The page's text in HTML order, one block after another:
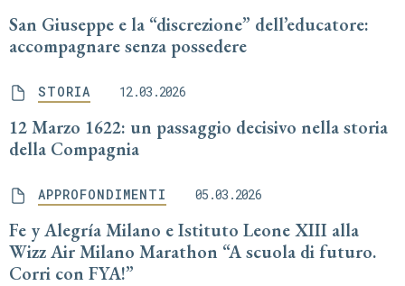
San Giuseppe e la “discrezione” dell’educatore:
accompagnare senza possedere
STORIA 12.03.2026
12 Marzo 1622: un passaggio decisivo nella storia
della Compagnia
APPROFONDIMENTI 05.03.2026
Fe y Alegría Milano e Istituto Leone XIII alla
Wizz Air Milano Marathon “A scuola di futuro.
Corri con FYA!”